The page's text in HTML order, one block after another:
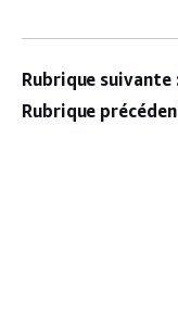
Rubrique suivante
Rubrique